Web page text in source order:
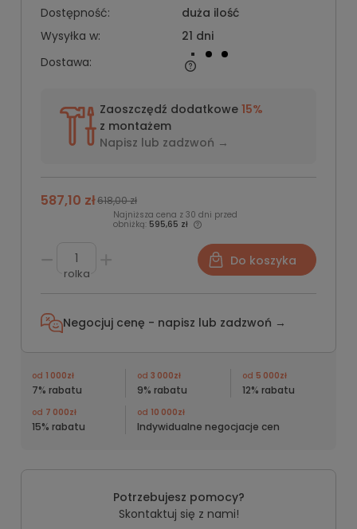
Dostępność:
duża ilość
Wysyłka w:
21 dni
Dostawa:
Zaoszczędź dodatkowe 15%
z montażem
Napisz lub zadzwoń →
587,10 zł618,00 zł
Najniższa cena z 30 dni przed
obniżką: 595,65 zł
rolka
Do koszyka
Negocjuj cenę - napisz lub zadzwoń →
od 1 000zł
7% rabatu
od 3 000zł
9% rabatu
od 5 000zł
12% rabatu
od 7 000zł
15% rabatu
od 10 000zł
Indywidualne negocjacje cen
Potrzebujesz pomocy?
Skontaktuj się z nami!